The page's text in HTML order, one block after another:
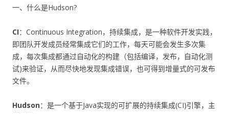
一、什么是Hudson?
CI：Continuous Integration，持续集成，是一种软件开发实践，
即团队开发成员经常集成它们的工作，每天可能会发生多次集
成，每次集成都通过自动化的构建（包括编译，发布，自动化测
试)来验证，从而尽快地发现集成错误，也可得到增量式的可发布
文件。
Hudson：是一个基于Java实现的可扩展的持续集成(CI)引擎，主